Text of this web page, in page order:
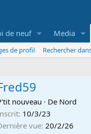
de neuf Media
de profil
Rechercher
nouveau · De Nord
10/3/23
vue 20/2/26